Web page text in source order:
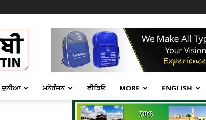
ਦੁਨੀਆ ਮਨੋਰੰਜਨ ਵੀਡਿਓ MORE ENGLISH